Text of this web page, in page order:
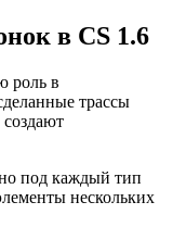
в CS 1.6
роль в
трассы
под каждый тип
нескольких